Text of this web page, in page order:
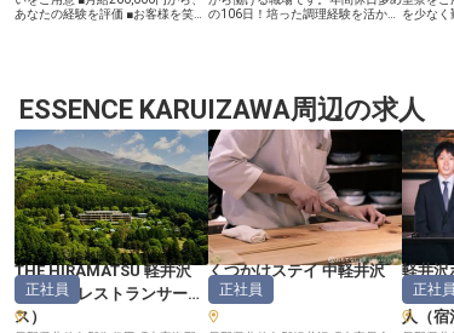
あなたの経験を評価 ■お客様を笑顔
イ中軽井沢」で、お客様の心に残る
和食を提供しませんか。 旬の食材
を活かし、一品一品に心を込めて調
理するお喜びは格別です。お客様の
笑顔を直接感じられるこの場所で、
あなたの和食の腕とおもてなしの心
を存分に発揮してください。 人を
喜ばせることが好きな方、チームワ
ークを大切にする方を心よりお待ち
しております。 ーー【安心して長
く働ける環境と成長へのサポート】
当施設では、スタッフ一人ひとりが
安心して長く働けるよう、充実した
サポート体制を整えています。 月
給260,000円からの安定した給与に
加え、軽井沢での新生活を応援する
の106日！培った調理経験を活かし
ー考案やマネジメントにも携わって
いただくため、キャリアアップを目
指す方にもぴったり！避暑地・蓼科
でリフレッシュしながら腕を磨きま
せんか？※この求人は2023年6月2
日時点の情報です
を少なく
ズンは
ルは、上
りに佇む
目的に
ます。※
時点の情
ESSENCE KARUIZAWA周辺の求人
THE HIRAMATSU 軽井沢
御代田（ レストランサービ
ス ）
正社員
くつかけステイ 中軽井沢
（和食）
正社員
軽井沢
ウス（
人（宿
正社員